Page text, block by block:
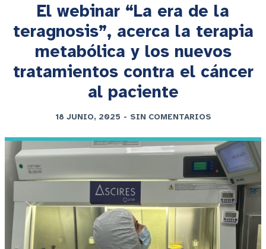
El webinar “La era de la
teragnosis”, acerca la terapia
metabólica y los nuevos
tratamientos contra el cáncer
al paciente
18 JUNIO, 2025 - SIN COMENTARIOS